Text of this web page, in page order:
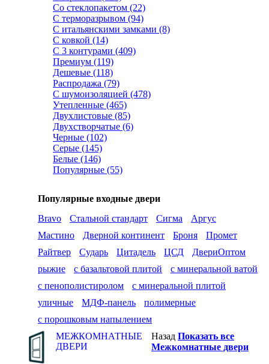
Со стеклопакетом (22)
С терморазрывом (94)
С итальянскими замками (8)
С ковкой (14)
С 3 контурами (409)
Премиум (119)
Дешевые (118)
Распродажа (79)
С шумоизоляцией (478)
Утепленные (465)
Двухлистовые (85)
Двухстворчатые (6)
Черные (102)
Серые (145)
Белые (146)
Популярные (55)
Популярные входные двери
Bravo
Стальной стандарт Сигма
Аргус
Мастино
Дверной континент Броня
Промет
Райтвер
Сударь Цитадель ЦСД
ДвериОптом
рыжие
с базальтовой плитой
с минеральной ватой
с пенополистиролом
с минеральной плитой
уличные
МДФ-панель
полимерные
с порошковым напылением
МЕЖКОМНАТНЫЕ
ДВЕРИ
Назад Показать все
Межкомнатные двери